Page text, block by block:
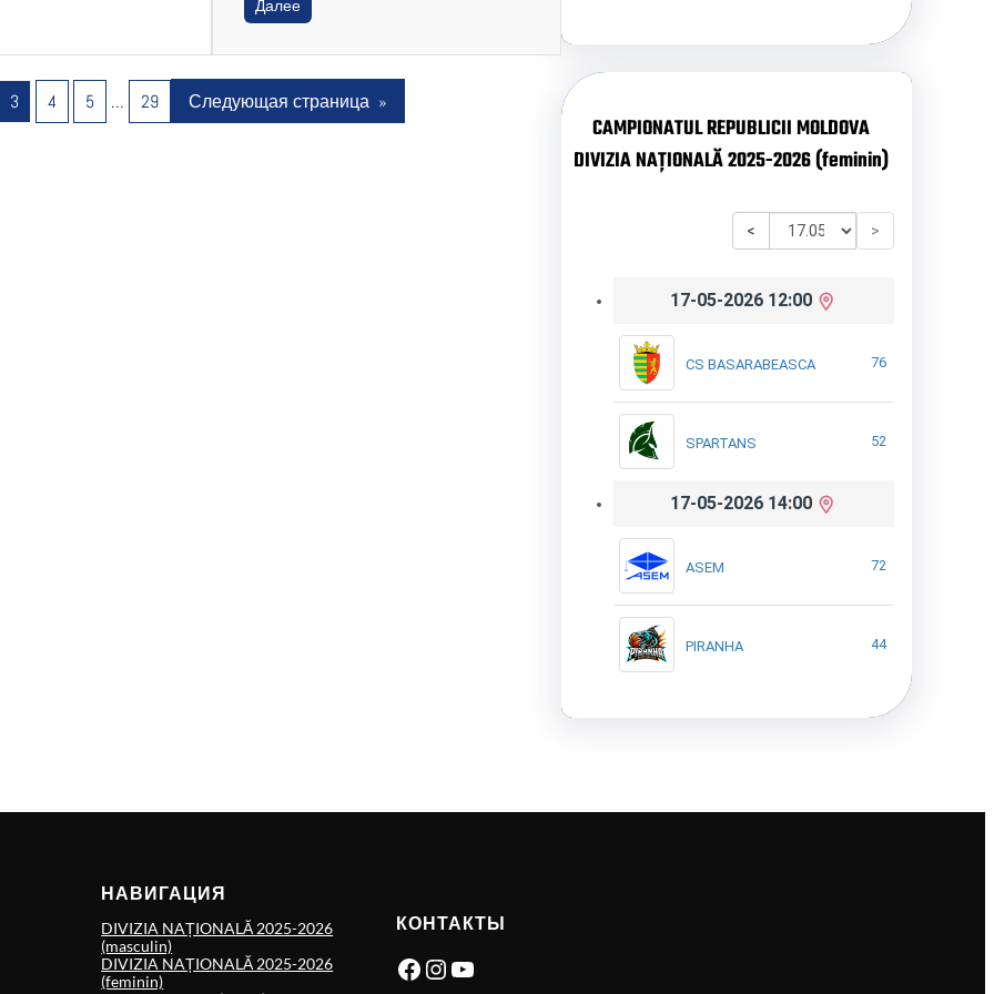
Далее
3 4 5 … 29 Следующая страница »
CAMPIONATUL REPUBLICII MOLDOVA
DIVIZIA NAȚIONALĂ 2025-2026 (feminin)
< >
17-05-2026 12:00
CS BASARABEASCA 76
SPARTANS 52
17-05-2026 14:00
ASEM 72
PIRANHA 44
НАВИГАЦИЯ
DIVIZIA NAȚIONALĂ 2025-2026
(masculin)
DIVIZIA NAȚIONALĂ 2025-2026
(feminin)
КОНТАКТЫ
Facebook Instagram YouTube